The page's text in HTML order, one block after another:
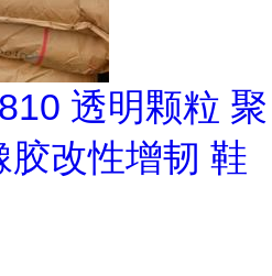
透明颗粒 聚
改性增韧 鞋